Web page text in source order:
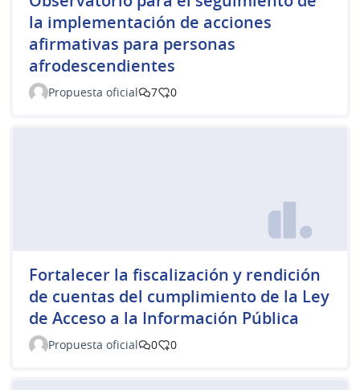
la implementación de acciones
afirmativas para personas
afrodescendientes
Propuesta oficial 7 0
Fortalecer la fiscalización y rendición
de cuentas del cumplimiento de la Ley
de Acceso a la Información Pública
Propuesta oficial 0 0